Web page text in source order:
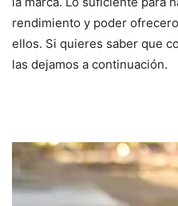
rendimiento y poder
ellos. Si quieres saber que
las dejamos a continuación.